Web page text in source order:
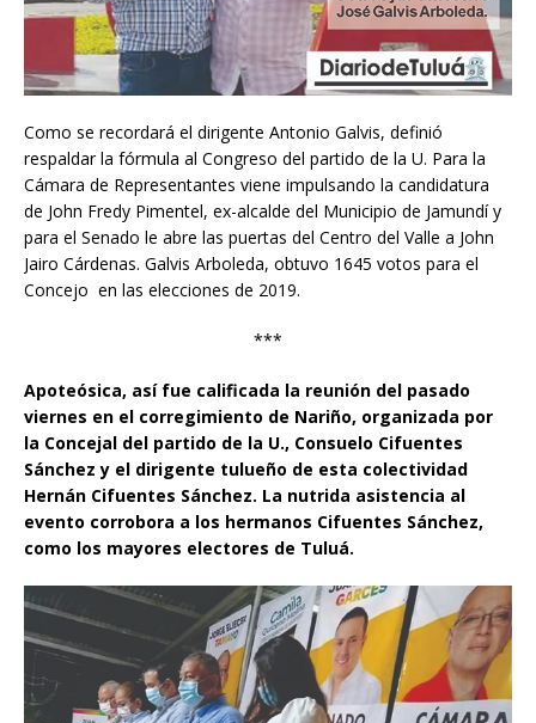
Como se recordará el dirigente Antonio Galvis, definió
respaldar la fórmula al Congreso del partido de la U. Para la
Cámara de Representantes viene impulsando la candidatura
de John Fredy Pimentel, ex-alcalde del Municipio de Jamundí y
para el Senado le abre las puertas del Centro del Valle a John
Jairo Cárdenas. Galvis Arboleda, obtuvo 1645 votos para el
Concejo en las elecciones de 2019.
***
Apoteósica, así fue calificada la reunión del pasado
viernes en el corregimiento de Nariño, organizada por
la Concejal del partido de la U., Consuelo Cifuentes
Sánchez y el dirigente tulueño de esta colectividad
Hernán Cifuentes Sánchez. La nutrida asistencia al
evento corrobora a los hermanos Cifuentes Sánchez,
como los mayores electores de Tuluá.